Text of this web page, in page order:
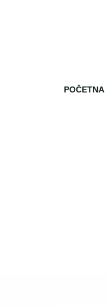
POČETNA